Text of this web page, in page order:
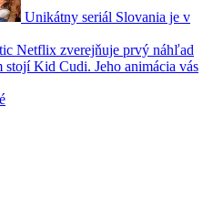
Unikátny seriál Slovania je v
Netflix zverejňuje prvý náhľad
stojí Kid Cudi. Jeho animácia vás